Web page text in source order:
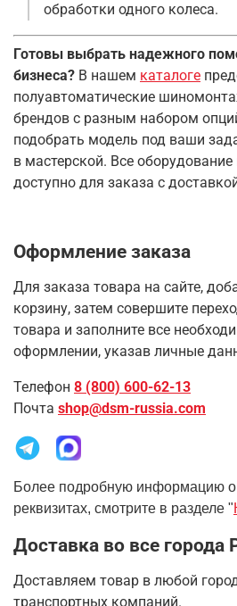
обработки одного колеса.
Готовы выбрать надежного
бизнеса? В нашем каталоге
полуавтоматические
брендов с разным набором
подобрать модель под ваши
в мастерской. Все
доступно для заказа с
Оформление заказа
Для заказа товара на сайте,
корзину, затем совершите
товара и заполните все
оформлении, указав личные
Телефон 8 (800) 600-62-13
Почта shop@dsm-russia.com
Более подробную информацию о
реквизитах, смотрите в разделе "
Доставка во все города
Доставляем товар в любой
транспортных компаний.